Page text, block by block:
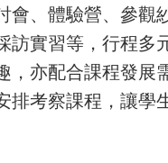
會、體驗營、參觀
訪實習等，行程多
，亦配合課程發展
排考察課程，讓學